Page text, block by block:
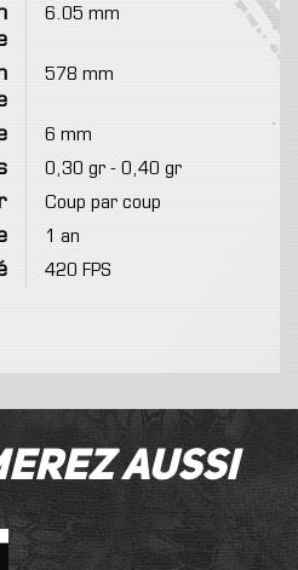
6.05 mm
578 mm
6 mm
0,30 gr - 0,40 gr
Coup par coup
1 an
420 FPS
aussi